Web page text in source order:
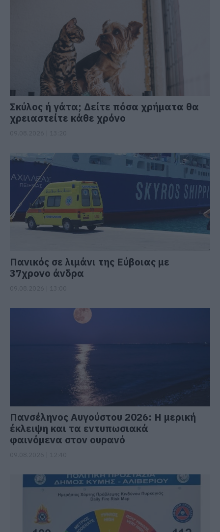
Σκύλος ή γάτα; Δείτε πόσα χρήματα θα
χρειαστείτε κάθε χρόνο
Πανικός σε λιμάνι της Εύβοιας με
37χρονο άνδρα
Πανσέληνος Αυγούστου 2026: Η μερική
έκλειψη και τα εντυπωσιακά
φαινόμενα στον ουρανό